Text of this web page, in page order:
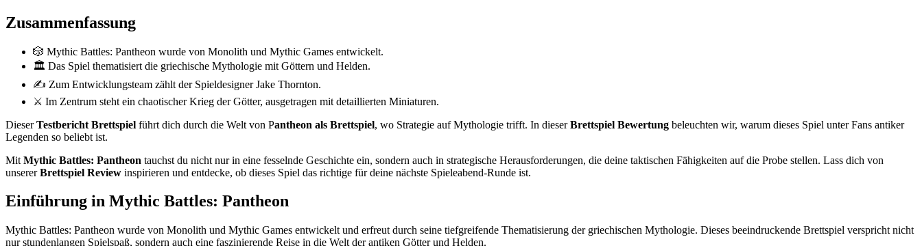
Zusammenfassung
🎲 Mythic Battles: Pantheon wurde von Monolith und Mythic Games entwickelt.
🏛️ Das Spiel thematisiert die griechische Mythologie mit Göttern und Helden.
✍️ Zum Entwicklungsteam zählt der Spieldesigner Jake Thornton.
⚔️ Im Zentrum steht ein chaotischer Krieg der Götter, ausgetragen mit detaillierten Miniaturen.
DieserTestbericht Brettspiel führt dich durch die Welt von Pantheon als Brettspiel, wo Strategie auf Mythologie trifft. In dieserBrettspiel Bewertung beleuchten wir, warum dieses Spiel unter Fans antiker
Legenden so beliebt ist.
Mit Mythic Battles: Pantheon tauchst du nicht nur in eine fesselnde Geschichte ein, sondern auch in strategische Herausforderungen, die deine taktischen Fähigkeiten auf die Probe stellen. Lass dich von
unsererBrettspiel Review inspirieren und entdecke, ob dieses Spiel das richtige für deine nächste Spieleabend-Runde ist.
Einführung in Mythic Battles: Pantheon
Mythic Battles: Pantheon wurde von Monolith und Mythic Games entwickelt und erfreut durch seine tiefgreifende Thematisierung der griechischen Mythologie. Dieses beeindruckende Brettspiel verspricht nicht
nur stundenlangen Spielspaß, sondern auch eine faszinierende Reise in die Welt der antiken Götter und Helden.